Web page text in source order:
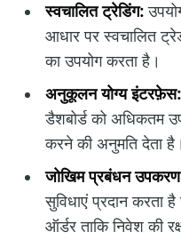
स्वचालित ट्रेडिंग:
आधार पर स्वचालित
का उपयोग करता है।
अनुकूलन योग्य इंटरफ़ेस:
डैशबोर्ड को अधिकतम
करने की अनुमति देता है।
जोखिम प्रबंधन
सुविधाएं प्रदान करता
ऑर्डर ताकि निवेश की